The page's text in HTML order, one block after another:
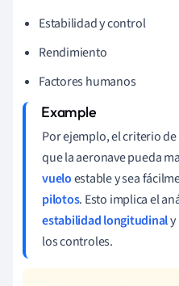
Estabilidad y control
Rendimiento
Factores humanos
Por ejemplo, el criterio de
que la aeronave pueda
vueloestable y sea
pilotos. Esto implica el
estabilidad longitudinaly
los controles.